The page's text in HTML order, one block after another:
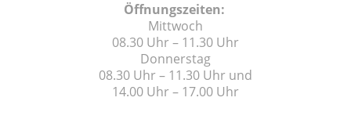
Öffnungszeiten:
Mittwoch
08.30 Uhr – 11.30 Uhr
Donnerstag
08.30 Uhr – 11.30 Uhr und
14.00 Uhr – 17.00 Uhr